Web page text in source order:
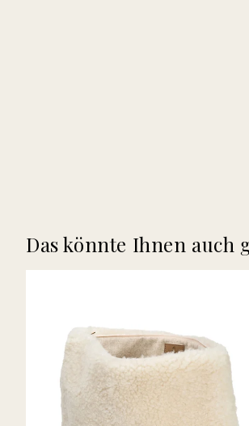
Das könnte Ihnen auch